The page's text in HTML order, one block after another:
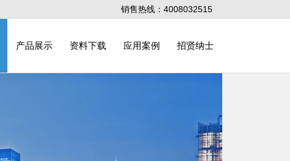
销售热线：4008032515
产品展示 资料下载 应用案例 招贤纳士